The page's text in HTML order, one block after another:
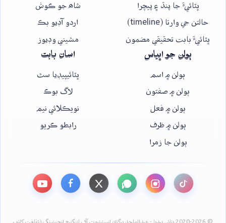
ڀٽائيءَ جا پنڌ ۽ پيچرا
حالتن جي وارتا (timeline)
ڀٽائيءَ بابت تحقيقي مضمون
شاھ جو ڪوش
اردو آڊيو بڪ
مشيني وڊيوز
ٻولن جو اڀياس
ٻولن ۾ اسم
ٻولن ۾ صفتون
ٻولن ۾ فعل
ٻولن ۾ ظرف
ٻولن جا زمرا
اسان بابت
ڀٽائيپيڊيا سٿ
لاگ بوڪ
نويڪلائي نيم
رابطو ڪريو
© 2020-2026 ڀٽائي پيڊيا - عبدالماجد ڀرڳڙي انسٽيٽيوٽ آف لئنگئيج انجنيئرنگ (ثقافت کاتو،